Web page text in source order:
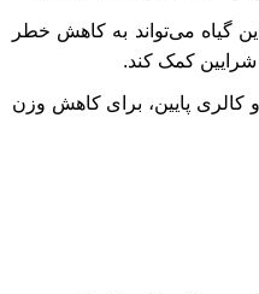
3 در خرفه، این گیاه می‌تواند به کاهش خطر
شرایین کمک کند.
و کالری پایین، برای کاهش وزن